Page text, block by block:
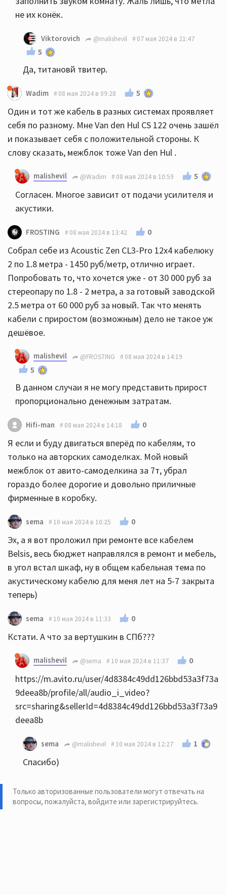
не их конёк.
Viktorovich @malishevil 07 мая 2024 в 21:47
5
Да, титановй твитер.
Wadim 08 мая 2024 в 09:28 5
Один и тот же кабель в разных системах проявляет
себя по разному. Мне Van den Hul CS 122 очень зашёл
и показывает себя с положительной стороны. К
слову сказать, межблок тоже Van den Hul .
malishevil @Wadim 08 мая 2024 в 10:59 5
Согласен. Многое зависит от подачи усилителя и
акустики.
FROSTING 08 мая 2024 в 13:42 0
Собрал себе из Acoustic Zen CL3-Pro 12x4 кабелюку
2 по 1.8 метра - 1450 руб/метр, отлично играет.
Попробовать то, что хочется уже - от 30 000 руб за
стереопару по 1.8 - 2 метра, а за готовый заводской
2.5 метра от 60 000 руб за новый. Так что менять
кабели с приростом (возможным) дело не такое уж
дешёвое.
malishevil @FROSTING 08 мая 2024 в 14:19
5
В данном случаи я не могу представить прирост
пропорционально денежным затратам.
Hifi-man 08 мая 2024 в 14:18 0
Я если и буду двигаться вперёд по кабелям, то
только на авторских самоделках. Мой новый
межблок от авито-самоделкина за 7т, убрал
гораздо более дорогие и довольно приличные
фирменные в коробку.
sema 10 мая 2024 в 10:25 0
Эх, а я вот проложил при ремонте все кабелем
Belsis, весь бюджет направлялся в ремонт и мебель,
в угол встал шкаф, ну в общем кабельная тема по
акустическому кабелю для меня лет на 5-7 закрыта
теперь)
sema 10 мая 2024 в 11:33 0
Кстати. А что за вертушкин в СПб???
malishevil @sema 10 мая 2024 в 11:37 0
https://m.avito.ru/user/4d8384c49dd126bbd53a3f73a
9deea8b/profile/all/audio_i_video?
src=sharing&sellerId=4d8384c49dd126bbd53a3f73a9
deea8b
sema @malishevil 10 мая 2024 в 12:27 1
Спасибо)
Только авторизованные пользователи могут отвечать на
вопросы, пожалуйста, войдите или зарегистрируйтесь.